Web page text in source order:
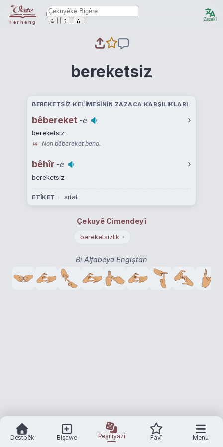
Ferheng ê î û Zazakî
bereketsiz
BEREKETSIZ KELIMESININ ZAZACA KARŞILIKLARI
bêbereket -e ›
bereketsiz
Non bêbereket beno.
bêhîr -e ›
bereketsiz
ETÎKET sıfat
Çekuyê Cimendeyî
bereketsizlik ›
Bi Alfabeya Engiştan
Destpêk Bişawe Peşnîyazî Favî Menu